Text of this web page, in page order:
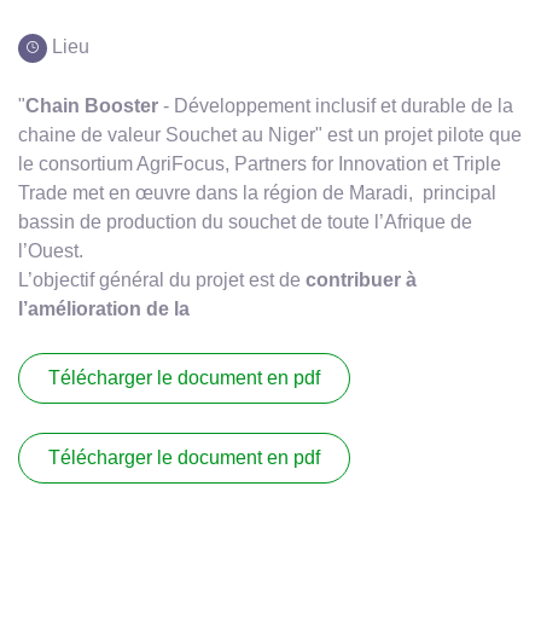
Lieu
"Chain Booster - Développement inclusif et durable de la
chaine de valeur Souchet au Niger" est un projet pilote que
le consortium AgriFocus, Partners for Innovation et Triple
Trade met en œuvre dans la région de Maradi, principal
bassin de production du souchet de toute l’Afrique de
l’Ouest.
L’objectif général du projet est de contribuer à
l’amélioration de la
Télécharger le document en pdf
Télécharger le document en pdf